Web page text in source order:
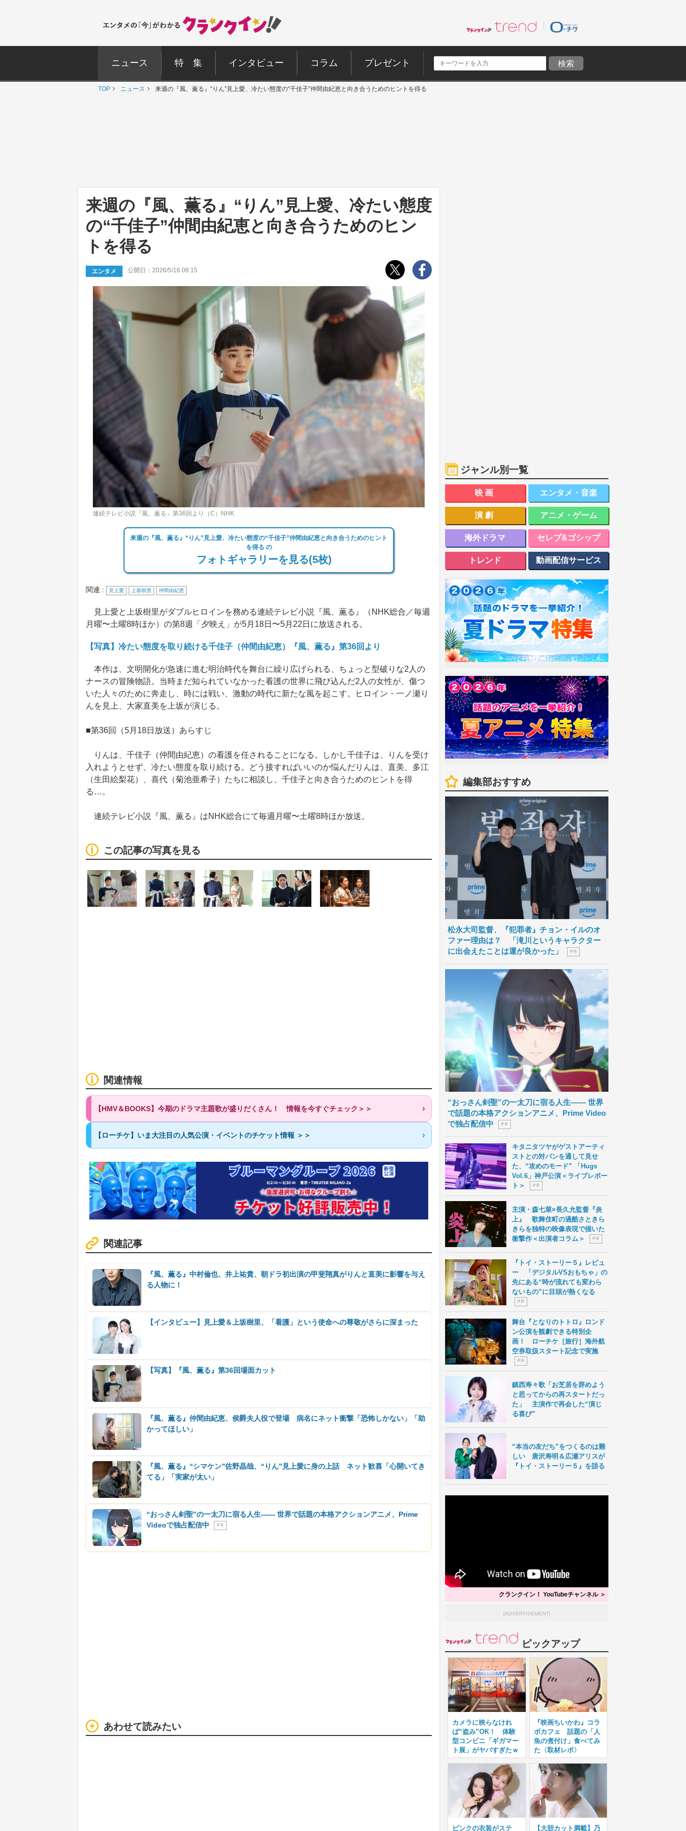
ニュース 特 集 インタビュー コラム プレゼント
TOP ニュース 来週の『風、薫る』“りん”見上愛、冷たい態度の“千佳子”仲間由紀恵と向き合うためのヒントを得る
来週の『風、薫る』“りん”見上愛、冷たい態度
の“千佳子”仲間由紀恵と向き合うためのヒン
トを得る
エンタメ 公開日：2026/5/16 08:15
連続テレビ小説『風、薫る』第36回より（C）NHK
来週の『風、薫る』“りん”見上愛、冷たい態度の“千佳子”仲間由紀恵と向き合うためのヒント
を得る の
フォトギャラリーを見る(5枚)
関連 : 見上愛 上坂樹里 仲間由紀恵
見上愛と上坂樹里がダブルヒロインを務める連続テレビ小説『風、薫る』（NHK総合／毎週
月曜〜土曜8時ほか）の第8週「夕映え」が5月18日〜5月22日に放送される。
【写真】冷たい態度を取り続ける千佳子（仲間由紀恵）『風、薫る』第36回より
本作は、文明開化が急速に進む明治時代を舞台に繰り広げられる、ちょっと型破りな2人の
ナースの冒険物語。当時まだ知られていなかった看護の世界に飛び込んだ2人の女性が、傷つ
いた人々のために奔走し、時には戦い、激動の時代に新たな風を起こす。ヒロイン・一ノ瀬り
んを見上、大家直美を上坂が演じる。
■第36回（5月18日放送）あらすじ
りんは、千佳子（仲間由紀恵）の看護を任されることになる。しかし千佳子は、りんを受け
入れようとせず、冷たい態度を取り続ける。どう接すればいいのか悩んだりんは、直美、多江
（生田絵梨花）、喜代（菊池亜希子）たちに相談し、千佳子と向き合うためのヒントを得
る…。
連続テレビ小説『風、薫る』はNHK総合にて毎週月曜〜土曜8時ほか放送。
この記事の写真を見る
関連情報
【HMV＆BOOKS】今期のドラマ主題歌が盛りだくさん！ 情報を今すぐチェック＞＞
【ローチケ】いま大注目の人気公演・イベントのチケット情報 ＞＞
関連記事
『風、薫る』中村倫也、井上祐貴、朝ドラ初出演の甲斐翔真がりんと直美に影響を与え
る人物に！
【インタビュー】見上愛＆上坂樹里、「看護」という使命への尊敬がさらに深まった
【写真】『風、薫る』第36回場面カット
『風、薫る』仲間由紀恵、侯爵夫人役で登場 病名にネット衝撃「恐怖しかない」「助
かってほしい」
『風、薫る』“シマケン”佐野晶哉、“りん”見上愛に身の上話 ネット歓喜「心開いてき
てる」「実家が太い」
“おっさん剣聖”の一太刀に宿る人生―― 世界で話題の本格アクションアニメ、Prime
Videoで独占配信中
P R
あわせて読みたい
ジャンル別一覧
映画 エンタメ・音楽
演劇 アニメ・ゲーム
海外ドラマ セレブ&ゴシップ
トレンド 動画配信サービス
編集部おすすめ
松永大司監督、『犯罪者』チョン・イルのオ
ファー理由は？ 「滝川というキャラクター
に出会えたことは運が良かった」
P R
“おっさん剣聖”の一太刀に宿る人生―― 世界
で話題の本格アクションアニメ、Prime Video
で独占配信中
P R
キタニタツヤがゲストアーティ
ストとの対バンを通して見せ
た、“攻めのモード” 「Hugs
Vol.6」神戸公演＜ライブレポー
ト＞
P R
主演・森七菜×長久允監督『炎
上』 歌舞伎町の過酷さときら
きらを独特の映像表現で描いた
衝撃作＜出演者コラム＞
P R
『トイ・ストーリー５』レビュ
ー 「デジタルVSおもちゃ」の
先にある“時が流れても変わら
ないもの”に目頭が熱くなる
P R
舞台『となりのトトロ』ロンド
ン公演を観劇できる特別企
画！ ローチケ［旅行］海外航
空券取扱スタート記念で実施
P R
鎮西寿々歌「お芝居を辞めよう
と思ってからの再スタートだっ
た」 主演作で再会した“演じ
る喜び”
“本当の友だち”をつくるのは難
しい 唐沢寿明＆広瀬アリスが
『トイ・ストーリー５』を語る
クランクイン！ YouTubeチャンネル ＞
[ADVERTISEMENT]
ピックアップ
カメラに映らなけれ
ば“盗み”OK！ 体験
型コンビニ「ギガマー
ト展」がヤバすぎたｗ
『映画ちいかわ』コラ
ボカフェ 話題の「人
魚の煮付け」食べてみ
た〈取材レポ〉
ピンクの衣装がステ 【大胆カット満載】乃